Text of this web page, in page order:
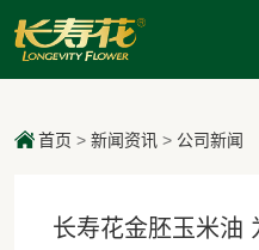
首页 > 新闻资讯> 公司新闻
长寿花金胚玉米油